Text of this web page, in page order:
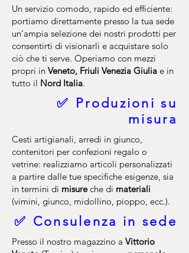
Un servizio comodo, rapido ed efficiente:
portiamo direttamente presso la tua sede
un’ampia selezione dei nostri prodotti per
consentirti di visionarli e acquistare solo
ciò che ti serve. Operiamo con mezzi
propri in Veneto, Friuli Venezia Giulia e in
tutto il Nord Italia.
✅ Produzioni su
misura
Cesti artigianali, arredi in giunco,
contenitori per confezioni regalo o
vetrine: realizziamo articoli personalizzati
a partire dalle tue specifiche esigenze, sia
in termini di misureche di materiali
(vimini, giunco, midollino, pioppo, ecc.).
✅ Consulenza in sede
Presso il nostro magazzino a Vittorio